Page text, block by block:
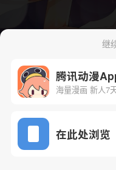
下一话
继
腾讯动漫
海量漫画 新人7
在此处浏览